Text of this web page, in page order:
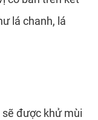
lá chanh, lá
được khử mùi